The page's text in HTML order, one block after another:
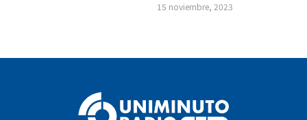
15 noviembre, 2023